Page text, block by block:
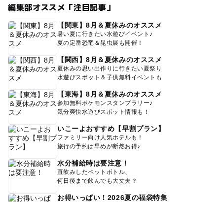
編集部オススメ「注目記事」
【関東】8月＆夏休みのオススメ
暑い夏に行きたい水遊びイベント♪
夏の定番恐竜＆昆虫展も開催！
【関西】8月＆夏休みのオススメ
夏休みの思い出作りに行きたい夏祭り
水遊びスポット＆子供無料イベントも
【東海】8月＆夏休みのオススメ
参加無料ポケモンスタンプラリー♪
気分爽快水遊びスポット情報も！
いこーよおすすめ【早割プラン】
ファミリー向け人気ホテルも！
旅行の予約は早めが断然お得♪
水分補給時は要注意！
直飲みしたペットボトル、
何日後まで飲んでも大丈夫？
お得いっぱい！2026夏の福袋特集